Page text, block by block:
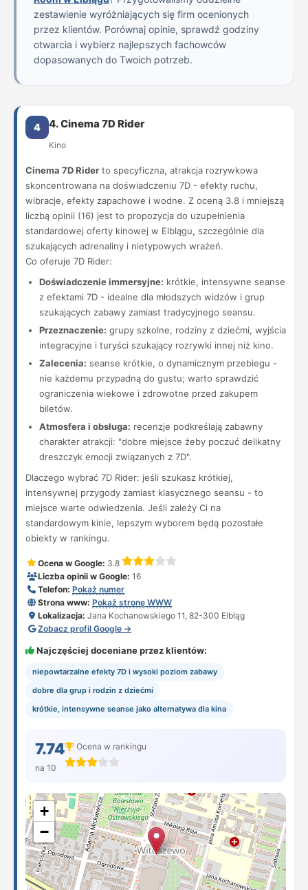
zestawienie wyróżniających się firm ocenionych
przez klientów. Porównaj opinie, sprawdź godziny
otwarcia i wybierz najlepszych fachowców
dopasowanych do Twoich potrzeb.
4 4. Cinema 7D Rider
Kino
Cinema 7D Rider to specyficzna, atrakcja rozrywkowa
skoncentrowana na doświadczeniu 7D - efekty ruchu,
wibracje, efekty zapachowe i wodne. Z oceną 3.8 i mniejszą
liczbą opinii (16) jest to propozycja do uzupełnienia
standardowej oferty kinowej w Elblągu, szczególnie dla
szukających adrenaliny i nietypowych wrażeń.
Co oferuje 7D Rider:
Doświadczenie immersyjne: krótkie, intensywne seanse
z efektami 7D - idealne dla młodszych widzów i grup
szukających zabawy zamiast tradycyjnego seansu.
Przeznaczenie: grupy szkolne, rodziny z dziećmi, wyjścia
integracyjne i turyści szukający rozrywki innej niż kino.
Zalecenia: seanse krótkie, o dynamicznym przebiegu -
nie każdemu przypadną do gustu; warto sprawdzić
ograniczenia wiekowe i zdrowotne przed zakupem
biletów.
Atmosfera i obsługa: recenzje podkreślają zabawny
charakter atrakcji: "dobre miejsce żeby poczuć delikatny
dreszczyk emocji związanych z 7D".
Dlaczego wybrać 7D Rider: jeśli szukasz krótkiej,
intensywnej przygody zamiast klasycznego seansu - to
miejsce warte odwiedzenia. Jeśli zależy Ci na
standardowym kinie, lepszym wyborem będą pozostałe
obiekty w rankingu.
Ocena w Google: 3.8
Liczba opinii w Google: 16
Telefon: Pokaż numer
Strona www: Pokaż stronę WWW
Lokalizacja: Jana Kochanowskiego 11, 82-300 Elbląg
Zobacz profil Google →
Najczęściej doceniane przez klientów:
niepowtarzalne efekty 7D i wysoki poziom zabawy
dobre dla grup i rodzin z dziećmi
krótkie, intensywne seanse jako alternatywa dla kina
7.74
na 10
Ocena w rankingu
+
−